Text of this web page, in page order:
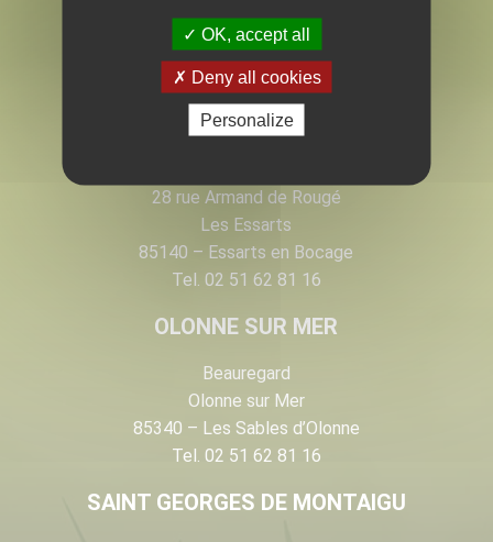
PAYSAGISTE & PEPINÉRISTE
EN VENDÉE
28 rue Armand de Rougé
Les Essarts
85140 – Essarts en Bocage
Tel. 02 51 62 81 16
OLONNE SUR MER
Beauregard
Olonne sur Mer
85340 – Les Sables d’Olonne
Tel. 02 51 62 81 16
SAINT GEORGES DE MONTAIGU
OK, accept all
Deny all cookies
Personalize